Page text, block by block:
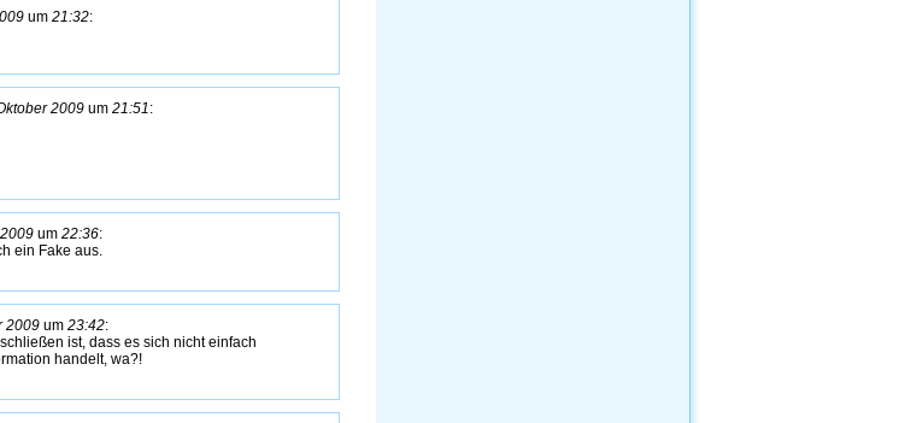
um 21:32:
2009 um 21:51:
um 22:36:
ein Fake aus.
2009 um 23:42:
ist, dass es sich nicht einfach
handelt, wa?!